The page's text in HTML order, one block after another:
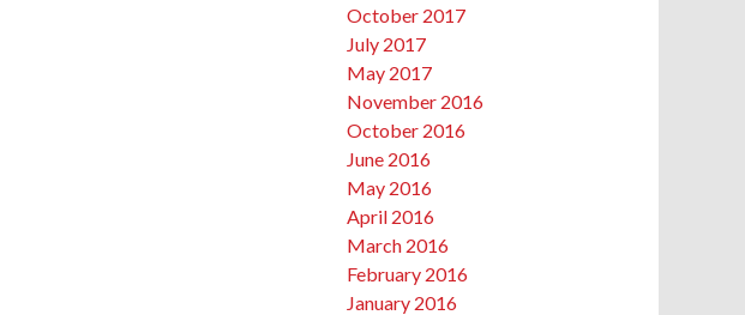
October 2017
July 2017
May 2017
November 2016
October 2016
June 2016
May 2016
April 2016
March 2016
February 2016
January 2016